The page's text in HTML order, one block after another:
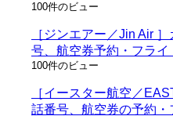
100件のビュー
［ジンエアー／Jin Air
号、航空券予約・フライ
100件のビュー
［イースター航空／
話番号、航空券の予約